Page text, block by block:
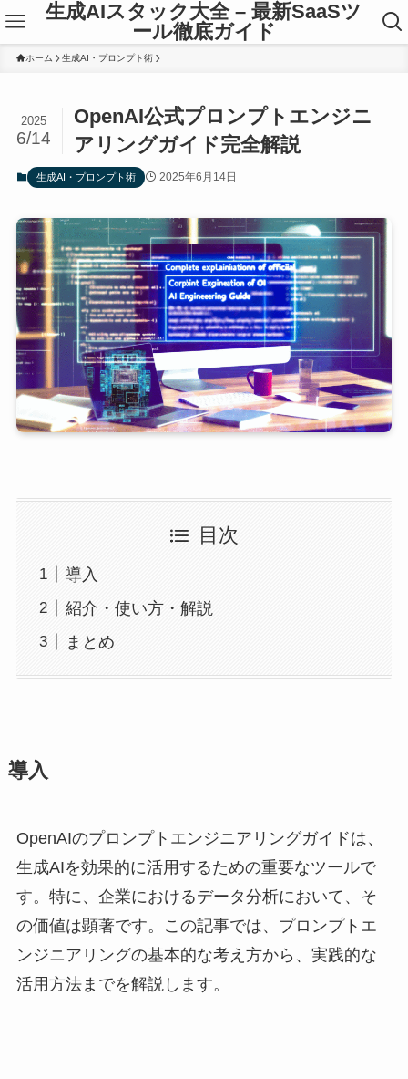
生成AIスタック大全 – 最新SaaSツ
ール徹底ガイド
ホーム 生成AI・プロンプト術
OpenAI公式プロンプトエンジニ
アリングガイド完全解説
2025
6/14
生成AI・プロンプト術 2025年6月14日
目次
導入
紹介・使い方・解説
まとめ
導入
OpenAIのプロンプトエンジニアリングガイドは、
生成AIを効果的に活用するための重要なツールで
す。特に、企業におけるデータ分析において、そ
の価値は顕著です。この記事では、プロンプトエ
ンジニアリングの基本的な考え方から、実践的な
活用方法までを解説します。